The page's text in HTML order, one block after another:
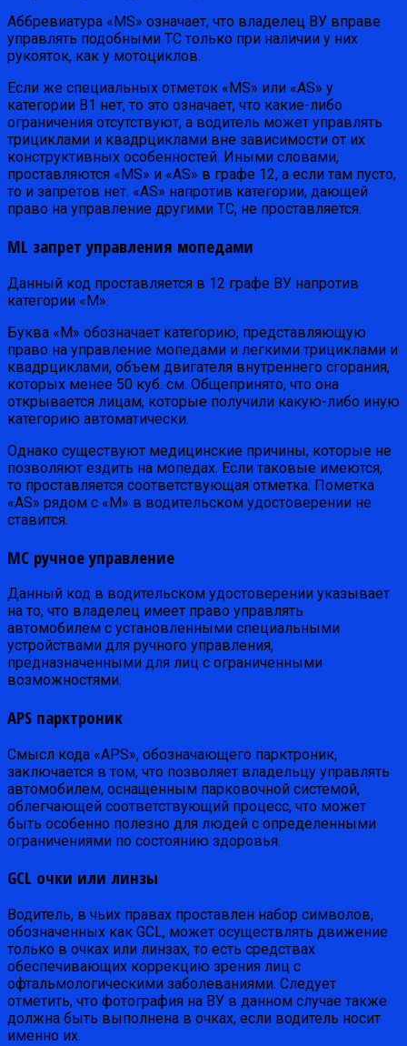
Аббревиатура «MS» означает, что владелец ВУ вправе
управлять подобными ТС только при наличии у них
рукояток, как у мотоциклов.
Если же специальных отметок «MS» или «AS» у
категории B1 нет, то это означает, что какие-либо
ограничения отсутствуют, а водитель может управлять
трициклами и квадрциклами вне зависимости от их
конструктивных особенностей. Иными словами,
проставляются «MS» и «AS» в графе 12, а если там пусто,
то и запретов нет. «AS» напротив категории, дающей
право на управление другими ТС, не проставляется.
ML запрет управления мопедами
Данный код проставляется в 12 графе ВУ напротив
категории «M».
Буква «M» обозначает категорию, представляющую
право на управление мопедами и легкими трициклами и
квадрциклами, объем двигателя внутреннего сгорания,
которых менее 50 куб. см. Общепринято, что она
открывается лицам, которые получили какую-либо иную
категорию автоматически.
Однако существуют медицинские причины, которые не
позволяют ездить на мопедах. Если таковые имеются,
то проставляется соответствующая отметка. Пометка
«AS» рядом с «M» в водительском удостоверении не
ставится.
MC ручное управление
Данный код в водительском удостоверении указывает
на то, что владелец имеет право управлять
автомобилем с установленными специальными
устройствами для ручного управления,
предназначенными для лиц с ограниченными
возможностями.
APS парктроник
Смысл кода «APS», обозначающего парктроник,
заключается в том, что позволяет владельцу управлять
автомобилем, оснащенным парковочной системой,
облегчающей соответствующий процесс, что может
быть особенно полезно для людей с определенными
ограничениями по состоянию здоровья.
GCL очки или линзы
Водитель, в чьих правах проставлен набор символов,
обозначенных как GCL, может осуществлять движение
только в очках или линзах, то есть средствах
обеспечивающих коррекцию зрения лиц с
офтальмологическими заболеваниями. Следует
отметить, что фотография на ВУ в данном случае также
должна быть выполнена в очках, если водитель носит
именно их.